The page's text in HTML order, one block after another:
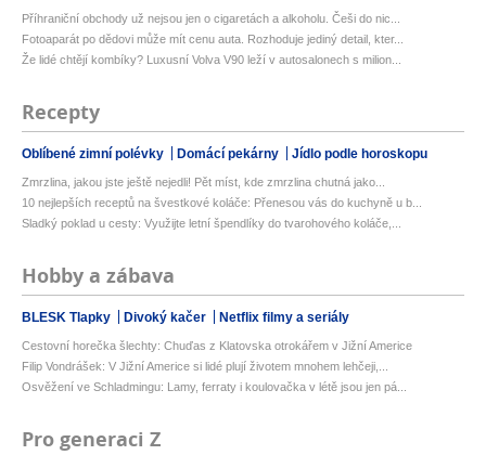
Příhraniční obchody už nejsou jen o cigaretách a alkoholu. Češi do nic...
Fotoaparát po dědovi může mít cenu auta. Rozhoduje jediný detail, kter...
Že lidé chtějí kombíky? Luxusní Volva V90 leží v autosalonech s milion...
Recepty
Oblíbené zimní polévky Domácí pekárny Jídlo podle horoskopu
Zmrzlina, jakou jste ještě nejedli! Pět míst, kde zmrzlina chutná jako...
10 nejlepších receptů na švestkové koláče: Přenesou vás do kuchyně u b...
Sladký poklad u cesty: Využijte letní špendlíky do tvarohového koláče,...
Hobby a zábava
BLESK Tlapky Divoký kačer Netflix filmy a seriály
Cestovní horečka šlechty: Chuďas z Klatovska otrokářem v Jižní Americe
Filip Vondrášek: V Jižní Americe si lidé plují životem mnohem lehčeji,...
Osvěžení ve Schladmingu: Lamy, ferraty i koulovačka v létě jsou jen pá...
Pro generaci Z